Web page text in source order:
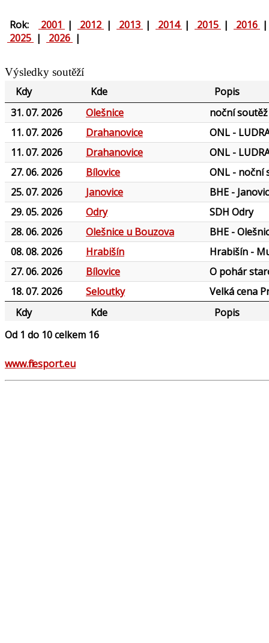
Rok: 2001 | 2012 | 2013 | 2014 | 2015 | 2016
2025 | 2026 |
Výsledky soutěží
Kdy Kde
Popis
31. 07. 2026
Olešnice
noční
11. 07. 2026
Drahanovice
ONL -
11. 07. 2026
Drahanovice
ONL -
27. 06. 2026
Bílovice
ONL - noční
25. 07. 2026
Janovice
BHE -
29. 05. 2026
Odry
SDH Odry
28. 06. 2026
Olešnice u Bouzova
BHE -
08. 08. 2026
Hrabišín
Hrabišín -
27. 06. 2026
Bílovice
O pohár
18. 07. 2026
Seloutky
Velká cena
Kdy
Kde
Popis
Od 1 do 10 celkem 16
www.firesport.eu